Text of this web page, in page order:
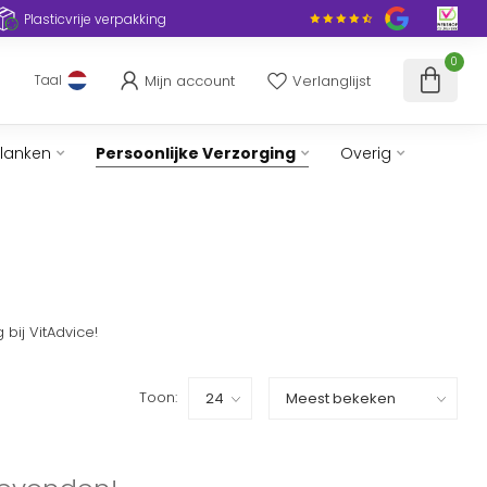
Plasticvrije verpakking
Taal Mijn account Verlanglijst
0
Persoonlijke Verzorging Overig
bij VitAdvice!
Toon: